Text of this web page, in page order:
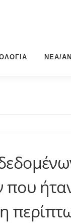
ΝΈΑ/
που